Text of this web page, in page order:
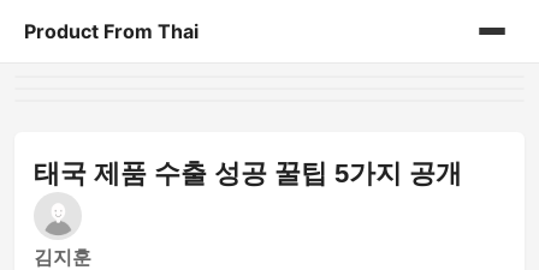
Product From Thai
태국 제품 수출 성공 꿀팁 5가지 공개
김지훈